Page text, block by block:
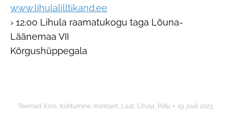
www.lihulalilltikand.ee
› 12.00 Lihula raamatukogu taga Lõuna-
Läänemaa VII
Kõrgushüppegala
Teemad: Kino, Kohtumine, Kontsert, Laat, Lihula, Pidu 19. juuli 2023